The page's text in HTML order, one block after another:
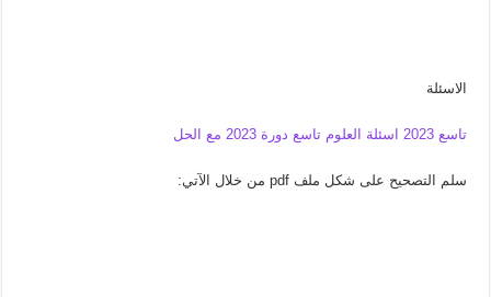
الاسئلة
تاسع 2023 اسئلة العلوم تاسع دورة 2023 مع الحل
سلم التصحيح على شكل ملف pdf من خلال الآتي: